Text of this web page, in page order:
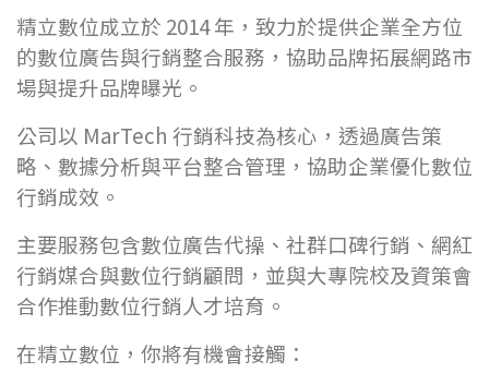
精立數位成立於 2014 年，致力於提供企業全方位
的數位廣告與行銷整合服務，協助品牌拓展網路市
場與提升品牌曝光。
公司以 MarTech 行銷科技為核心，透過廣告策
略、數據分析與平台整合管理，協助企業優化數位
行銷成效。
主要服務包含數位廣告代操、社群口碑行銷、網紅
行銷媒合與數位行銷顧問，並與大專院校及資策會
合作推動數位行銷人才培育。
在精立數位，你將有機會接觸：